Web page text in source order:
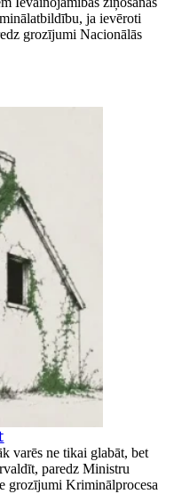
ja ievēroti
grozījumi Nacionālās
varēs ne tikai glabāt, bet
paredz Ministru
grozījumi Kriminālprocesa